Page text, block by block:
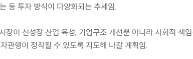
등 투자 방식이 다양화되는 추세임.
이 신성장 산업 육성, 기업구조 개선뿐 아니라 사회적 책임
관행이 정착될 수 있도록 지도해 나갈 계획임.